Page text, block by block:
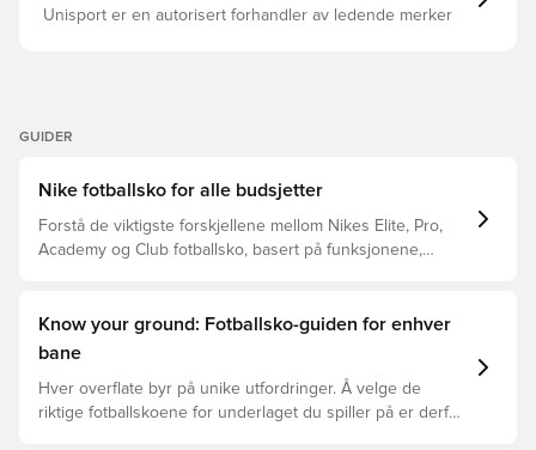
Unisport er en autorisert forhandler av ledende merker
GUIDER
Nike fotballsko for alle budsjetter
Forstå de viktigste forskjellene mellom Nikes Elite, Pro,
Academy og Club fotballsko, basert på funksjonene,
Know your ground: Fotballsko-guiden for enhver
bane
Hver overflate byr på unike utfordringer. Å velge de
riktige fotballskoene for underlaget du spiller på er derfor